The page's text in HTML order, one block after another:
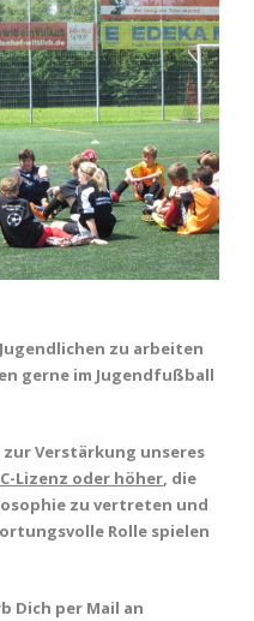
zu arbeiten
gerne im Jugendfußball
Verstärkung unseres
C-Lizenz oder höher, die
zu vertreten und
Rolle spielen
Dich per Mail an